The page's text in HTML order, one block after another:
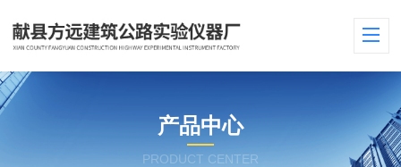
产品中心
PRODUCT CENTER